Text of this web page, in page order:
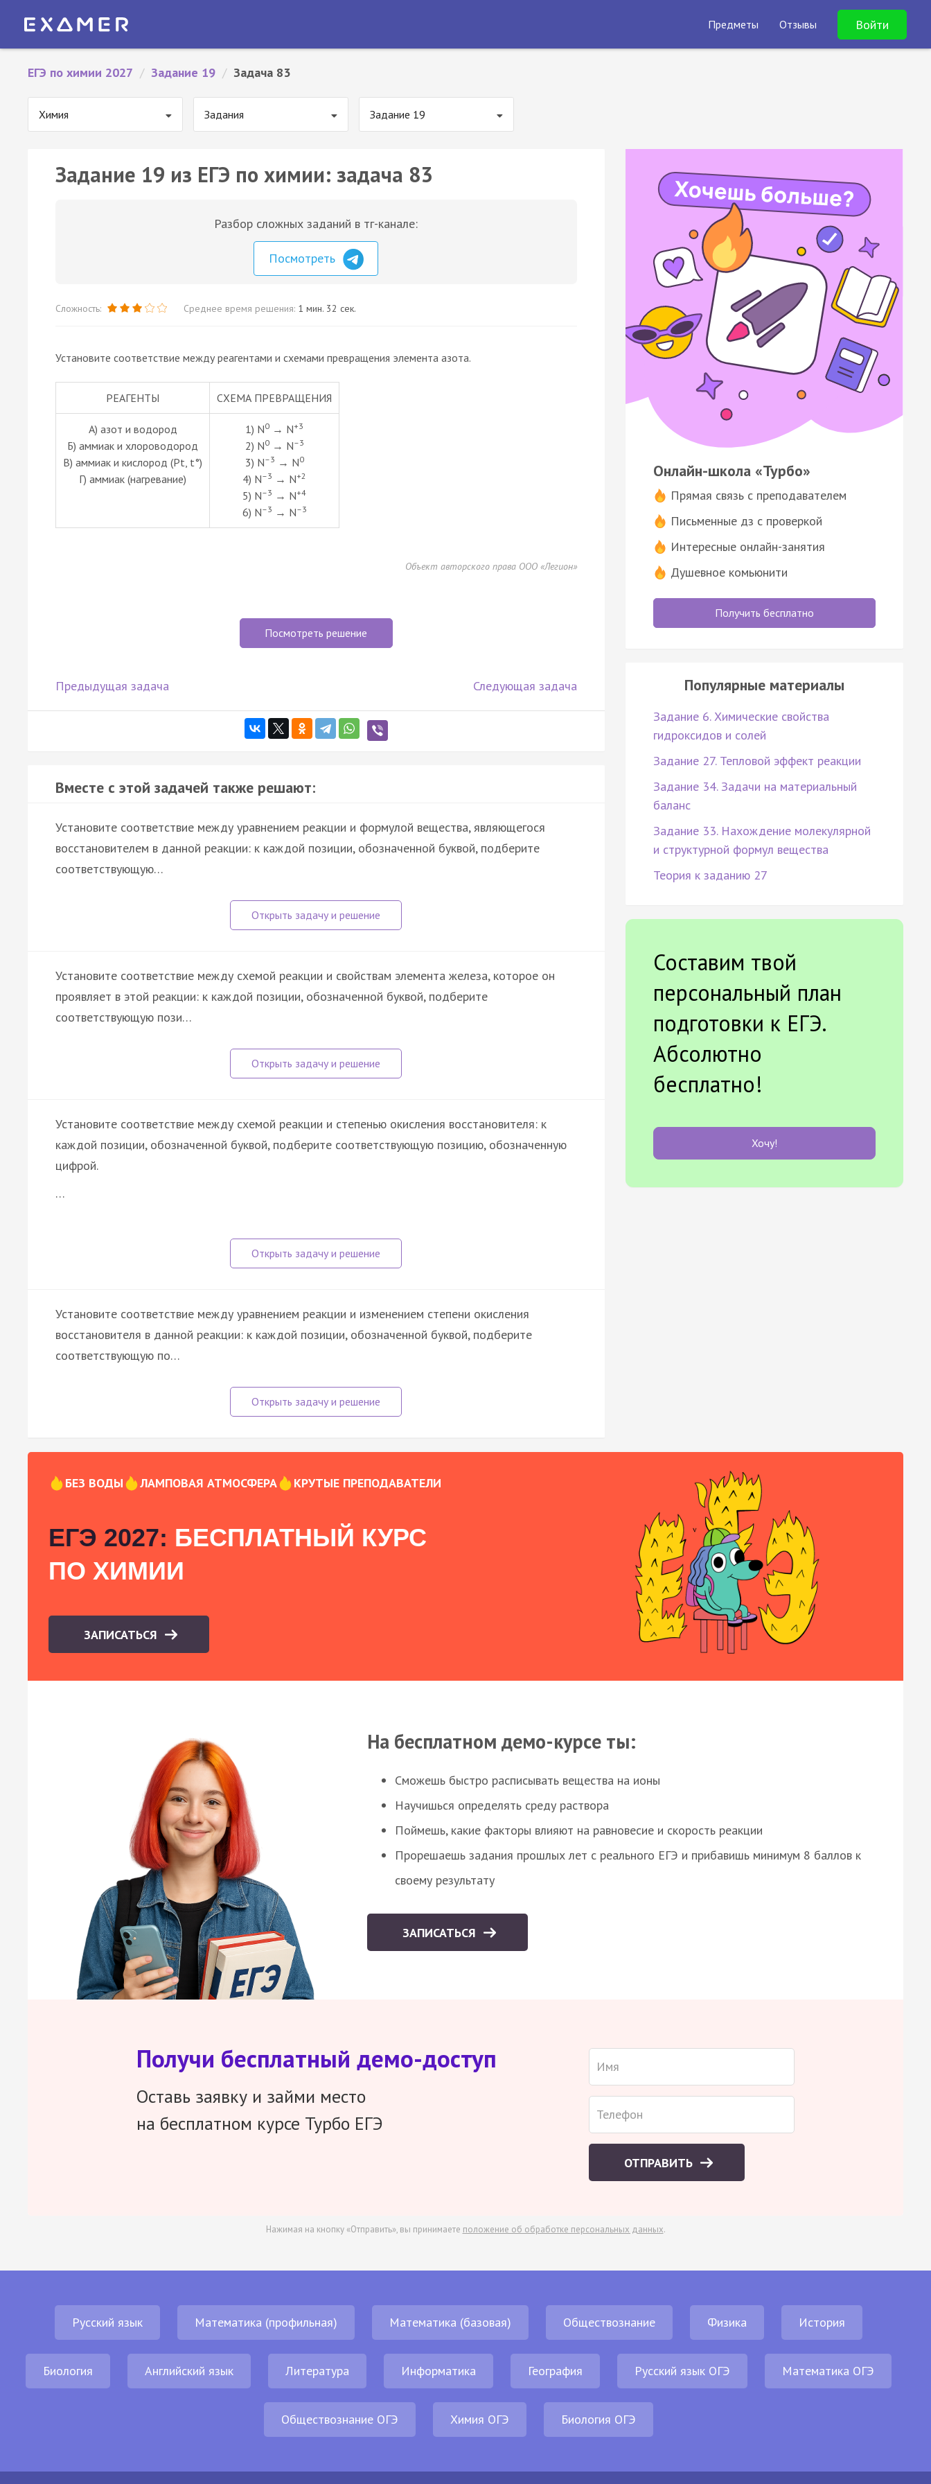
Предметы Отзывы Войти
ЕГЭ по химии 2027 / Задание 19 / Задача 83
Химия Задания Задание 19
Задание 19 из ЕГЭ по химии: задача 83
Разбор сложных заданий в тг-канале:
Посмотреть
Сложность: Среднее время решения: 1 мин. 32 сек.
Установите соответствие между реагентами и схемами превращения элемента азота.
РЕАГЕНТЫ СХЕМА ПРЕВРАЩЕНИЯ
А) азот и водород
Б) аммиак и хлороводород
В) аммиак и кислород (Pt, t°)
Г) аммиак (нагревание)
1) N0 → N+3
2) N0→ N–3
3) N–3 → N0
4) N–3 → N+2
5) N–3 → N+4
6) N–3 → N–3
Объект авторского права ООО «Легион»
Посмотреть решение
Предыдущая задача Следующая задача
Вместе с этой задачей также решают:
Установите соответствие между уравнением реакции и формулой вещества, являющегося
восстановителем в данной реакции: к каждой позиции, обозначенной буквой, подберите
соответствующую…
Установите соответствие между схемой реакции и свойствам элемента железа, которое он
проявляет в этой реакции: к каждой позиции, обозначенной буквой, подберите
соответствующую пози…
Установите соответствие между схемой реакции и степенью окисления восстановителя: к
каждой позиции, обозначенной буквой, подберите соответствующую позицию, обозначенную
цифрой.
…
Установите соответствие между уравнением реакции и изменением степени окисления
восстановителя в данной реакции: к каждой позиции, обозначенной буквой, подберите
соответствующую по…
Онлайн-школа «Турбо»
Прямая связь с преподавателем
Письменные дз с проверкой
Интересные онлайн-занятия
Душевное комьюнити
Получить бесплатно
Популярные материалы
Задание 6. Химические свойства
гидроксидов и солей
Задание 27. Тепловой эффект реакции
Задание 34. Задачи на материальный
баланс
Задание 33. Нахождение молекулярной
и структурной формул вещества
Теория к заданию 27
Составим твой
персональный план
подготовки к ЕГЭ.
Абсолютно
бесплатно!
Хочу!
БЕЗ ВОДЫ ЛАМПОВАЯ АТМОСФЕРА КРУТЫЕ ПРЕПОДАВАТЕЛИ
ЕГЭ 2027: БЕСПЛАТНЫЙ КУРС
ПО ХИМИИ
ЗАПИСАТЬСЯ
На бесплатном демо-курсе ты:
Сможешь быстро расписывать вещества на ионы
Научишься определять среду раствора
Поймешь, какие факторы влияют на равновесие и скорость реакции
Прорешаешь задания прошлых лет с реального ЕГЭ и прибавишь минимум 8 баллов к
своему результату
ЗАПИСАТЬСЯ
Получи бесплатный демо-доступ
Оставь заявку и займи место
на бесплатном курсе Турбо ЕГЭ
ОТПРАВИТЬ
Нажимая на кнопку «Отправить», вы принимаете положение об обработке персональных данных.
Русский язык Математика (профильная) Математика (базовая) Обществознание Физика История
Биология Английский язык Литература Информатика География Русский язык ОГЭ Математика ОГЭ
Обществознание ОГЭ Химия ОГЭ Биология ОГЭ